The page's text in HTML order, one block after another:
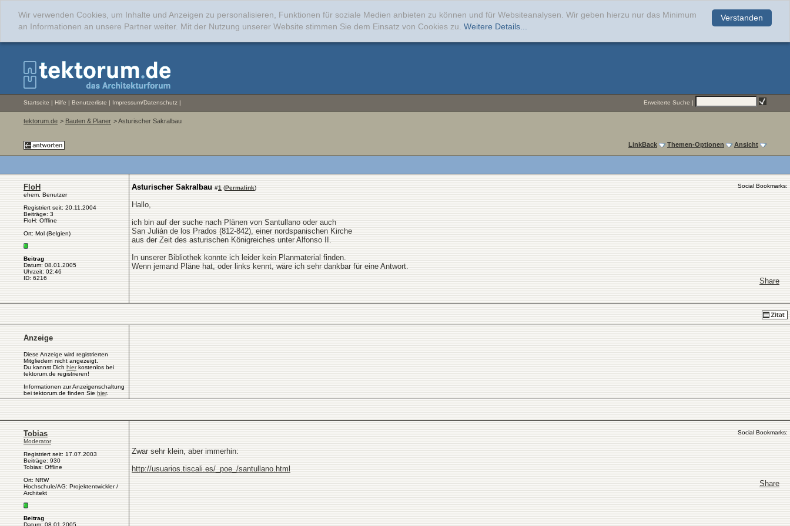
Verstanden
Wir verwenden Cookies, um Inhalte und Anzeigen zu personalisieren, Funktionen für soziale Medien anbieten zu können und für Websiteanalysen. Wir geben hierzu nur das Minimum
an Informationen an unsere Partner weiter. Mit der Nutzung unserer Website stimmen Sie dem Einsatz von Cookies zu. Weitere Details...
Startseite | Hilfe | Benutzerliste | Impressum/Datenschutz | Erweiterte Suche |
tektorum.de > Bauten & Planer > Asturischer Sakralbau
LinkBack Themen-Optionen Ansicht
FloH
ehem. Benutzer
Registriert seit: 20.11.2004
Beiträge: 3
FloH: Offline
Ort: Mol (Belgien)
Beitrag
Datum: 08.01.2005
Uhrzeit: 02:46
ID: 6216
Asturischer Sakralbau #1 (Permalink) Social Bookmarks:
Hallo,
ich bin auf der suche nach Plänen von Santullano oder auch
San Julián de los Prados (812-842), einer nordspanischen Kirche
aus der Zeit des asturischen Königreiches unter Alfonso II.
In unserer Bibliothek konnte ich leider kein Planmaterial finden.
Wenn jemand Pläne hat, oder links kennt, wäre ich sehr dankbar für eine Antwort.
Share
Anzeige
Diese Anzeige wird registrierten
Mitgliedern nicht angezeigt.
Du kannst Dich hierkostenlos bei
tektorum.de registrieren!
Informationen zur Anzeigenschaltung
bei tektorum.de finden Sie hier.
Tobias
Moderator
Registriert seit: 17.07.2003
Beiträge: 930
Tobias: Offline
Ort: NRW
Hochschule/AG: Projektentwickler /
Architekt
Beitrag
Datum: 08.01.2005
Social Bookmarks:
Zwar sehr klein, aber immerhin:
http://usuarios.tiscali.es/_poe_/santullano.html
Share